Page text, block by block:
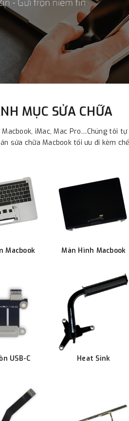
MỤC SỬA CHỮA
iMac, Mac Pro…Chúng tôi
sửa chữa Macbook tối ưu đi kèm
Macbook Màn Hình Macbook
USB-C Heat Sink